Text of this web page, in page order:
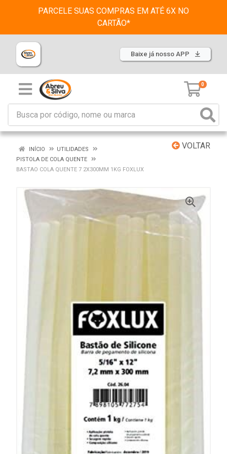
PARCELE SUAS COMPRAS EM ATÉ 6X NO
CARTÃO*
Baixe já nosso APP
0
VOLTAR
INÍCIO
UTILIDADES
PISTOLA DE COLA QUENTE
BASTAO COLA QUENTE 7 2X300MM 1KG FOXLUX